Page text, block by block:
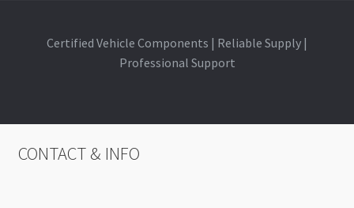
Certified Vehicle Components | Reliable Supply |
Professional Support
CONTACT & INFO